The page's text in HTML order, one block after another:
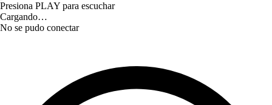
Presiona PLAY para escuchar
Cargando…
No se pudo conectar